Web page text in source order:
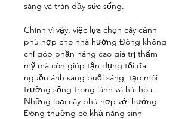
sáng và tràn đầy sức sống.
Chính vì vậy, việc lựa chọn cây cảnh
phù hợp cho nhà hướng Đông không
chỉ góp phần nâng cao giá trị thẩm
mỹ mà còn giúp tận dụng tối đa
nguồn ánh sáng buổi sáng, tạo môi
trường sống trong lành và hài hòa.
Những loại cây phù hợp với hướng
Đông thường có khả năng sinh